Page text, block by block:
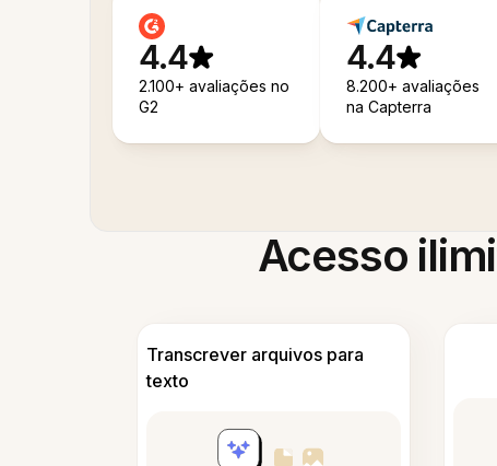
4.4
2.100+ avaliações no
G2
4.4
8.200+ avaliações
na Capterra
Acesso
Transcrever arquivos para
texto